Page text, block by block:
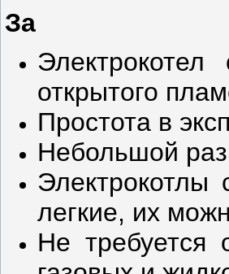
За
открытого
Простота в
Небольшой
Электрокотлы
легкие, их
Не требуется